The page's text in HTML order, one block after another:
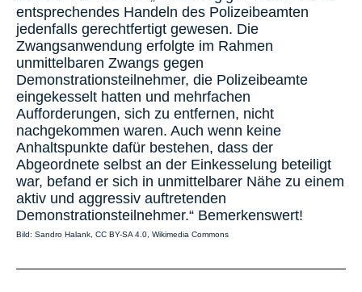
entsprechendes Handeln des Polizeibeamten
jedenfalls gerechtfertigt gewesen. Die
Zwangsanwendung erfolgte im Rahmen
unmittelbaren Zwangs gegen
Demonstrationsteilnehmer, die Polizeibeamte
eingekesselt hatten und mehrfachen
Aufforderungen, sich zu entfernen, nicht
nachgekommen waren. Auch wenn keine
Anhaltspunkte dafür bestehen, dass der
Abgeordnete selbst an der Einkesselung beteiligt
war, befand er sich in unmittelbarer Nähe zu einem
aktiv und aggressiv auftretenden
Demonstrationsteilnehmer.“ Bemerkenswert!
Bild: Sandro Halank, CC BY-SA 4.0, Wikimedia Commons